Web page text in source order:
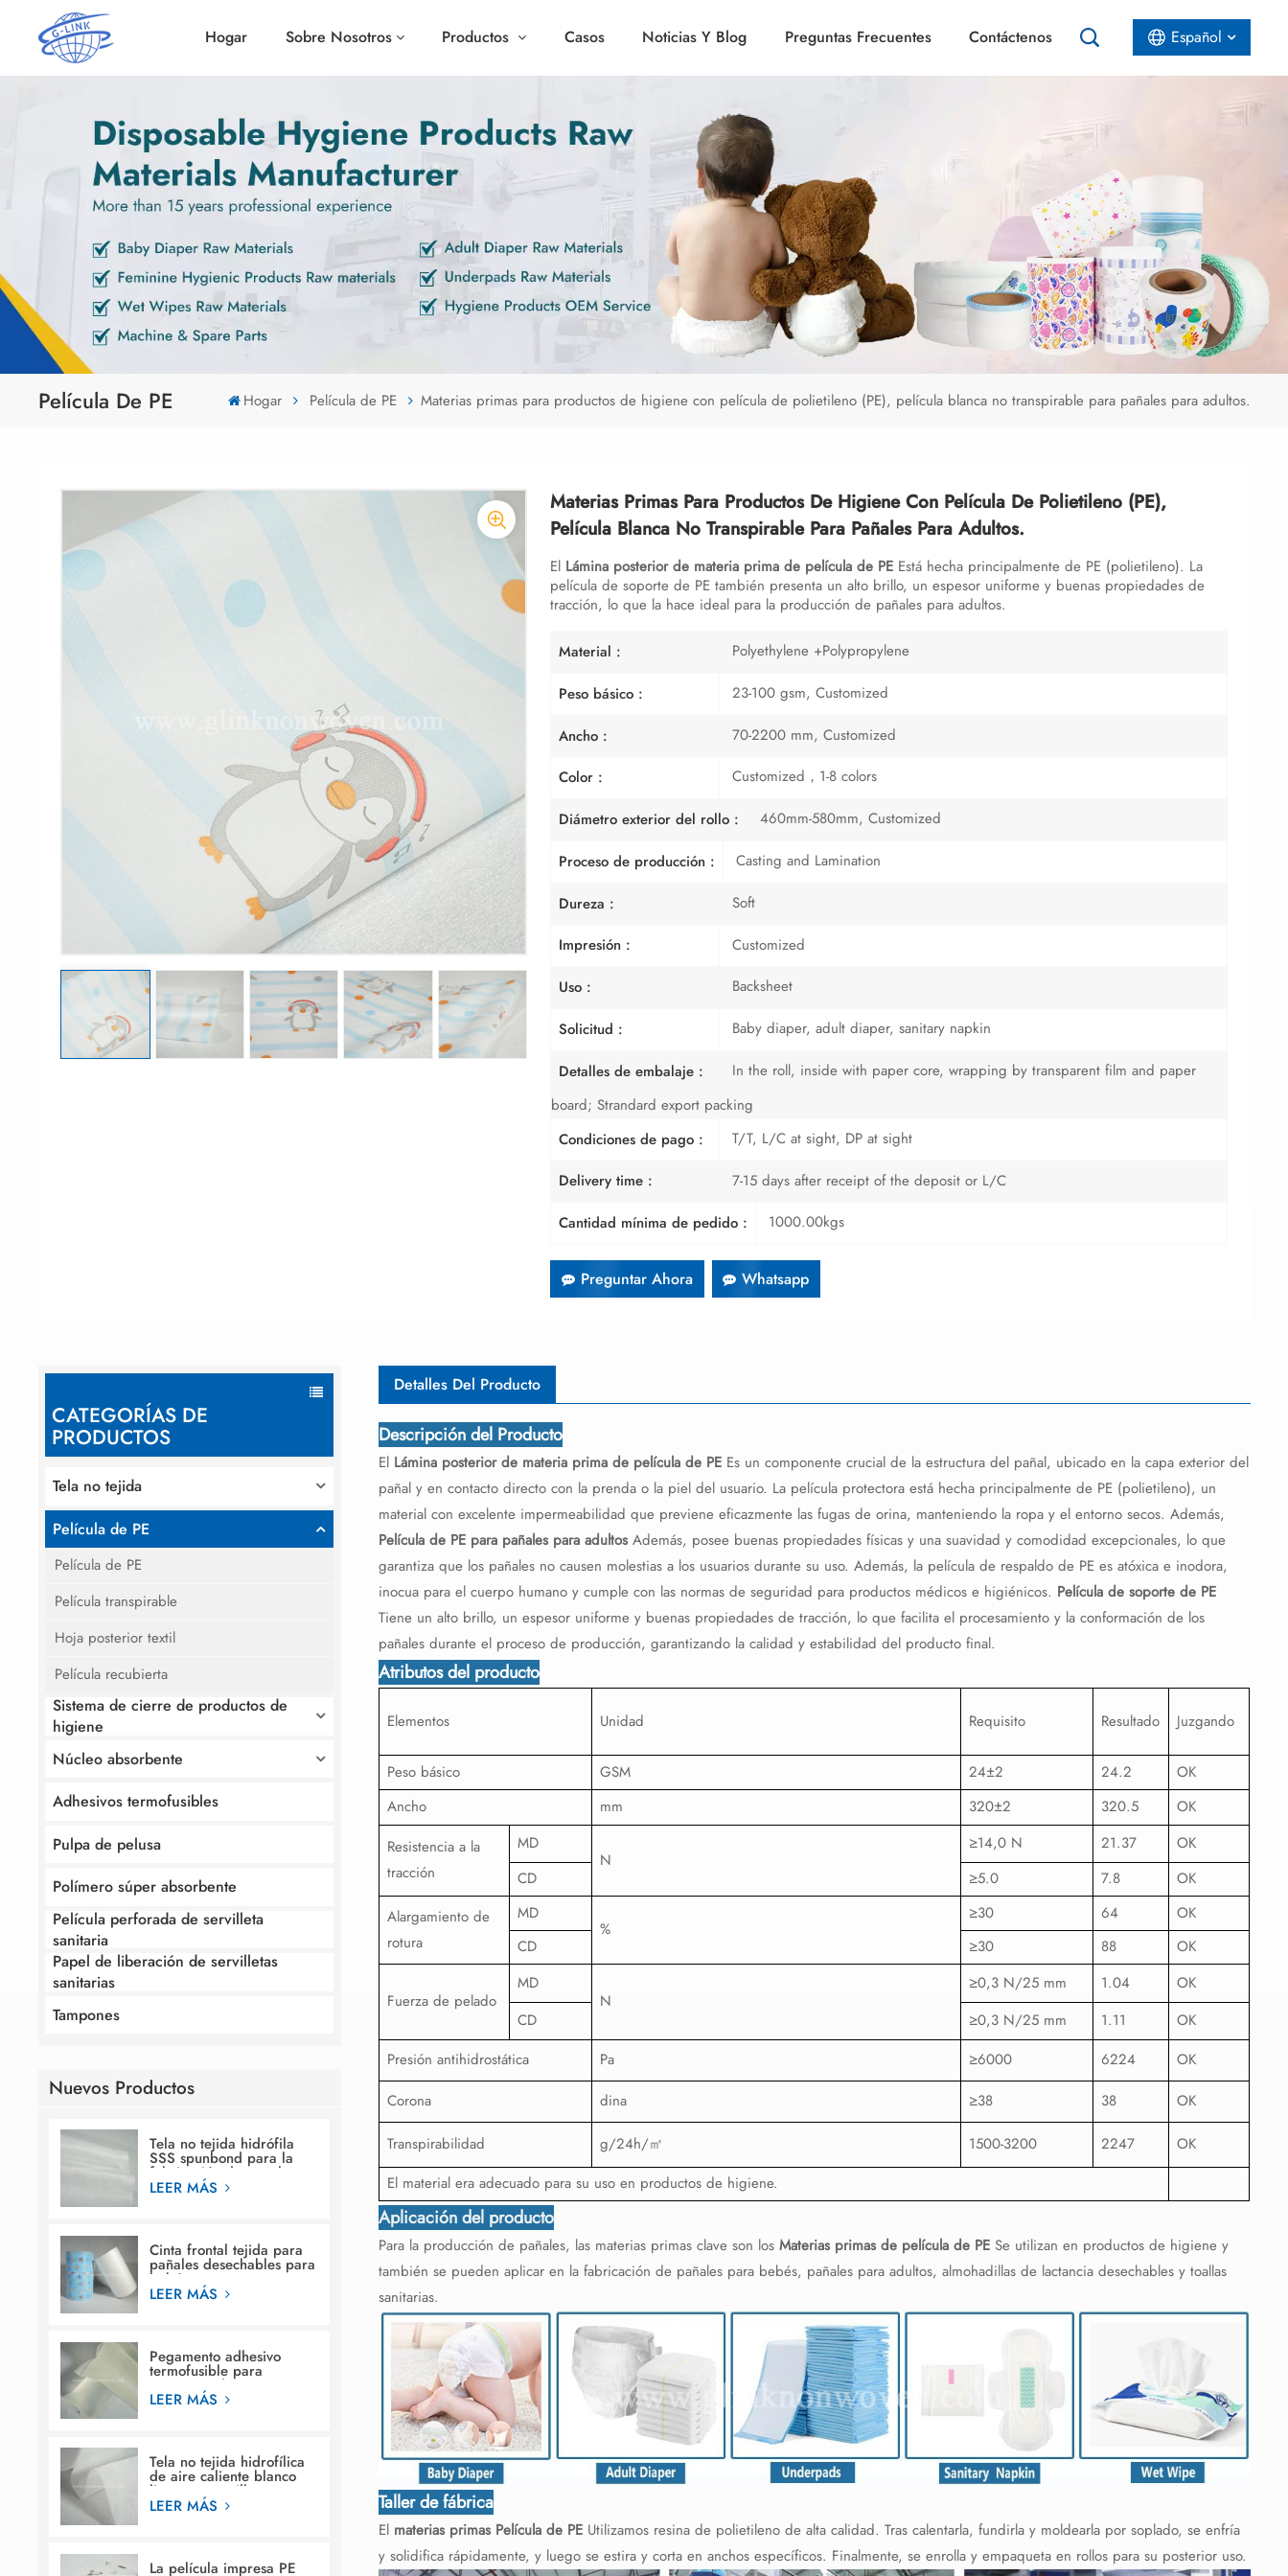
Hogar Sobre Nosotros Productos Casos Noticias Y Blog Preguntas Frecuentes Contáctenos Español
عربي
Película De PE Hogar Película de PE Materias primas para productos de higiene con película de polietileno (PE), película blanca no transpirable para pañales para adultos.
Materias Primas Para Productos De Higiene Con Película De Polietileno (PE),
Película Blanca No Transpirable Para Pañales Para Adultos.
El Lámina posterior de materia prima de película de PEEstá hecha principalmente de PE (polietileno). La
película de soporte de PE también presenta un alto brillo, un espesor uniforme y buenas propiedades de
tracción, lo que la hace ideal para la producción de pañales para adultos.
Material : Polyethylene +Polypropylene
Peso básico : 23-100 gsm, Customized
Ancho : 70-2200 mm, Customized
Color : Customized，1-8 colors
Diámetro exterior del rollo : 460mm-580mm, Customized
Proceso de producción : Casting and Lamination
Dureza : Soft
Impresión : Customized
Uso : Backsheet
Solicitud : Baby diaper, adult diaper, sanitary napkin
Detalles de embalaje :
In the roll, inside with paper core, wrapping by transparent film and paper
board; Strandard export packing
Condiciones de pago :
T/T, L/C at sight, DP at sight
Delivery time : 7-15 days after receipt of the deposit or L/C
Cantidad mínima de pedido : 1000.00kgs
Preguntar Ahora Whatsapp
CATEGORÍAS DE
PRODUCTOS
Tela no tejida
Película de PE
Película de PE
Película transpirable
Hoja posterior textil
Película recubierta
Sistema de cierre de productos de
higiene
Núcleo absorbente
Adhesivos termofusibles
Pulpa de pelusa
Polímero súper absorbente
Película perforada de servilleta
sanitaria
Papel de liberación de servilletas
sanitarias
Tampones
Nuevos Productos
Tela no tejida hidrófila
SSS spunbond para la
fabricación de pañales
para bebés
LEER MÁS
Cinta frontal tejida para
pañales desechables para
bebés.
LEER MÁS
Pegamento adhesivo
termofusible para
estructura de construcción
en pañales para bebés
LEER MÁS
Tela no tejida hidrofílica
de aire caliente blanco
liso para servilleta
sanitaria femenina
LEER MÁS
La película impresa PE
Detalles Del Producto
Descripción del Producto
El Lámina posterior de materia prima de película de PE Es un componente crucial de la estructura del pañal, ubicado en la capa exterior del
pañal y en contacto directo con la prenda o la piel del usuario. La película protectora está hecha principalmente de PE (polietileno), un
material con excelente impermeabilidad que previene eficazmente las fugas de orina, manteniendo la ropa y el entorno secos. Además,
Película de PE para pañales para adultosAdemás, posee buenas propiedades físicas y una suavidad y comodidad excepcionales, lo que
garantiza que los pañales no causen molestias a los usuarios durante su uso. Además, la película de respaldo de PE es atóxica e inodora,
inocua para el cuerpo humano y cumple con las normas de seguridad para productos médicos e higiénicos. Película de soporte de PE
Tiene un alto brillo, un espesor uniforme y buenas propiedades de tracción, lo que facilita el procesamiento y la conformación de los
pañales durante el proceso de producción, garantizando la calidad y estabilidad del producto final.
Atributos del producto
Elementos Unidad Requisito Resultado Juzgando
Peso básico GSM 24±2 24.2
OK
Ancho
mm 320±2 320.5
OK
Resistencia a la
tracción
MD
N
≥14,0 N 21.37
OK
CD
≥5.0 7.8
OK
Alargamiento de
rotura
MD
%
≥30 64
OK
CD
≥30 88 OK
Fuerza de pelado
MD
N
≥0,3 N/25 mm 1.04
OK
CD
≥0,3 N/25 mm 1.11
OK
Presión antihidrostática
Pa ≥6000 6224
OK
Corona
dina ≥38 38 OK
Transpirabilidad g/24h/㎡ 1500-3200 2247
OK
El material era adecuado para su uso en productos de higiene.
Aplicación del producto
Para la producción de pañales, las materias primas clave son losMaterias primas de película de PE Se utilizan en productos de higiene y
también se pueden aplicar en la fabricación de pañales para bebés, pañales para adultos, almohadillas de lactancia desechables y toallas
sanitarias.
Taller de fábrica
El materias primas Película de PE Utilizamos resina de polietileno de alta calidad. Tras calentarla, fundirla y moldearla por soplado, se enfría
y solidifica rápidamente, y luego se estira y corta en anchos específicos. Finalmente, se enrolla y empaqueta en rollos para su posterior uso.